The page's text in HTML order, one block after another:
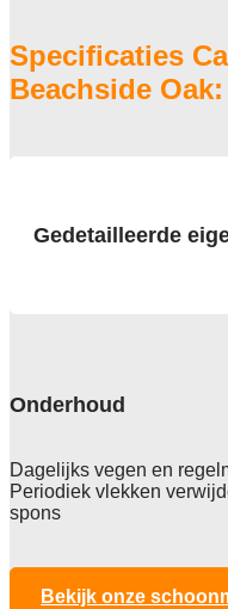
Specificaties
Beachside Oak:
Gedetailleerde
kunststof
2,5 mm
Anti statisch
Lichtechtheid NF
>7
Onderhoud
Dagelijks vegen en
Periodiek vlekken
spons
Bekijk onze